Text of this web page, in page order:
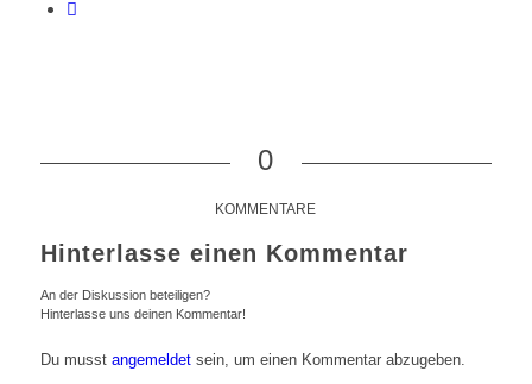
0
KOMMENTARE
Hinterlasse einen Kommentar
An der Diskussion beteiligen?
Hinterlasse uns deinen Kommentar!
Du musst angemeldetsein, um einen Kommentar abzugeben.